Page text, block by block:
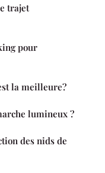
trajet
pour
la meilleure?
lumineux ?
des nids de